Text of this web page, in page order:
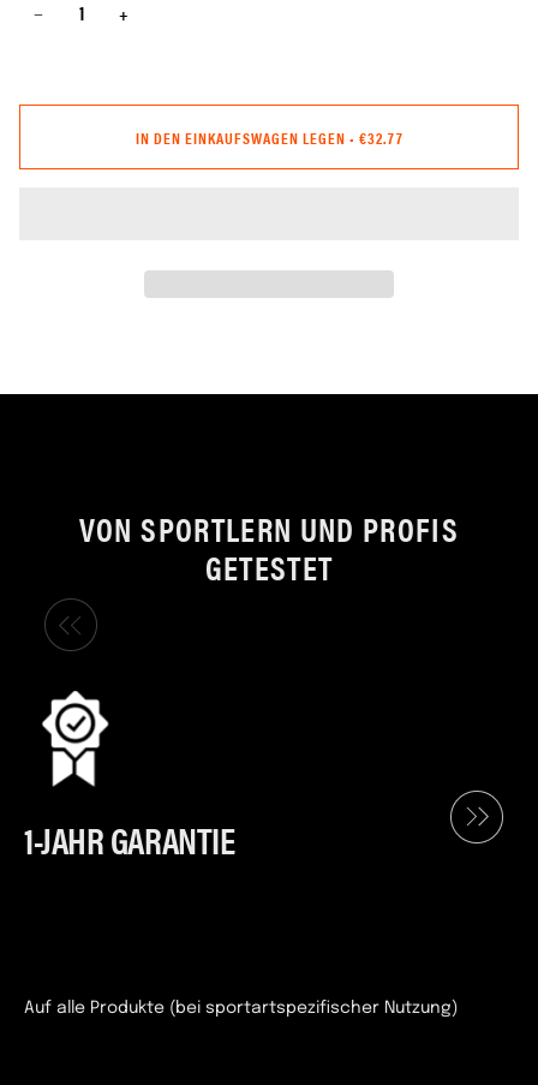
− +
IN DEN EINKAUFSWAGEN LEGEN • €32.77
VON SPORTLERN UND PROFIS
GETESTET
1-JAHR GARANTIE
Auf alle Produkte (bei sportartspezifischer Nutzung)